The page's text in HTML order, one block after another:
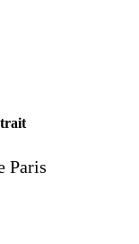
Paris